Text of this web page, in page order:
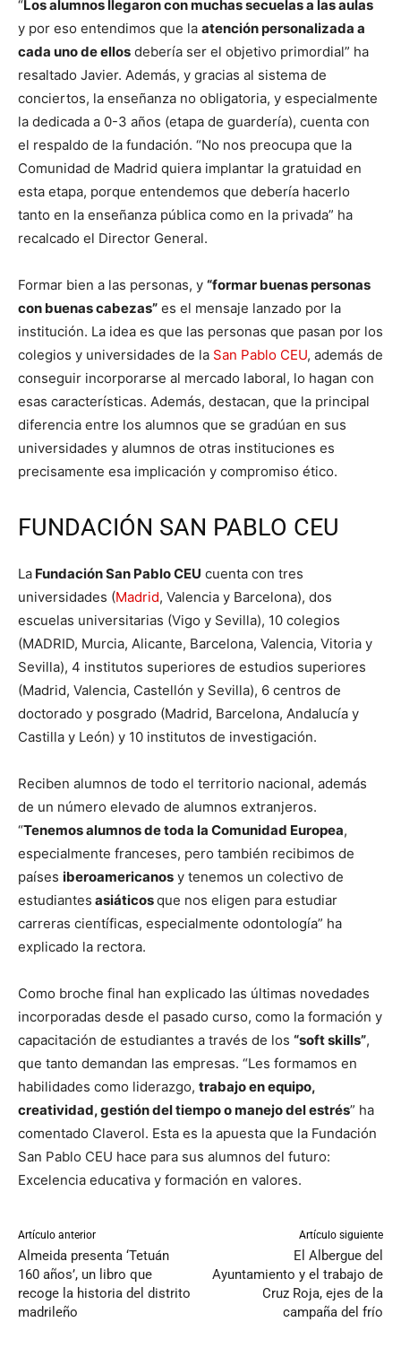
“Los alumnos llegaron con muchas secuelas a las aulas
y por eso entendimos que la atención personalizada a
cada uno de ellos debería ser el objetivo primordial” ha
resaltado Javier. Además, y gracias al sistema de
conciertos, la enseñanza no obligatoria, y especialmente
la dedicada a 0-3 años (etapa de guardería), cuenta con
el respaldo de la fundación. “No nos preocupa que la
Comunidad de Madrid quiera implantar la gratuidad en
esta etapa, porque entendemos que debería hacerlo
tanto en la enseñanza pública como en la privada” ha
recalcado el Director General.
Formar bien a las personas, y “formar buenas personas
con buenas cabezas” es el mensaje lanzado por la
institución. La idea es que las personas que pasan por los
colegios y universidades de la San Pablo CEU, además de
conseguir incorporarse al mercado laboral, lo hagan con
esas características. Además, destacan, que la principal
diferencia entre los alumnos que se gradúan en sus
universidades y alumnos de otras instituciones es
precisamente esa implicación y compromiso ético.
FUNDACIÓN SAN PABLO CEU
La Fundación San Pablo CEU cuenta con tres
universidades (Madrid, Valencia y Barcelona), dos
escuelas universitarias (Vigo y Sevilla), 10 colegios
(MADRID, Murcia, Alicante, Barcelona, Valencia, Vitoria y
Sevilla), 4 institutos superiores de estudios superiores
(Madrid, Valencia, Castellón y Sevilla), 6 centros de
doctorado y posgrado (Madrid, Barcelona, Andalucía y
Castilla y León) y 10 institutos de investigación.
Reciben alumnos de todo el territorio nacional, además
de un número elevado de alumnos extranjeros.
“Tenemos alumnos de toda la Comunidad Europea,
especialmente franceses, pero también recibimos de
países iberoamericanos y tenemos un colectivo de
estudiantes asiáticosque nos eligen para estudiar
carreras científicas, especialmente odontología” ha
explicado la rectora.
Como broche final han explicado las últimas novedades
incorporadas desde el pasado curso, como la formación y
capacitación de estudiantes a través de los “soft skills”,
que tanto demandan las empresas. “Les formamos en
habilidades como liderazgo, trabajo en equipo,
creatividad, gestión del tiempo o manejo del estrés” ha
comentado Claverol. Esta es la apuesta que la Fundación
San Pablo CEU hace para sus alumnos del futuro:
Excelencia educativa y formación en valores.
Artículo anterior
Almeida presenta ‘Tetuán
160 años’, un libro que
recoge la historia del distrito
madrileño
Artículo siguiente
El Albergue del
Ayuntamiento y el trabajo de
Cruz Roja, ejes de la
campaña del frío